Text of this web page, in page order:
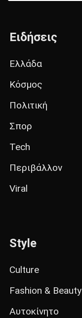
Ειδήσεις
Ελλάδα
Κόσμος
Πολιτική
Σπορ
Tech
Περιβάλλον
Viral
Style
Culture
Fashion & Beauty
Αυτοκίνητο